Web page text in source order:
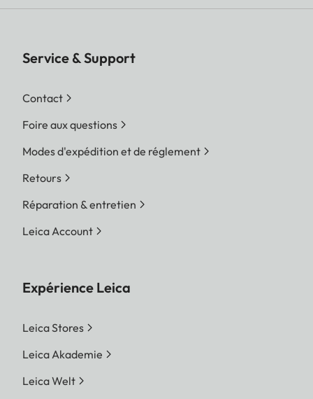
Service & Support
Contact
Foire aux questions
Modes d'expédition et de réglement
Retours
Réparation & entretien
Leica Account
Expérience Leica
Leica Stores
Leica Akademie
Leica Welt